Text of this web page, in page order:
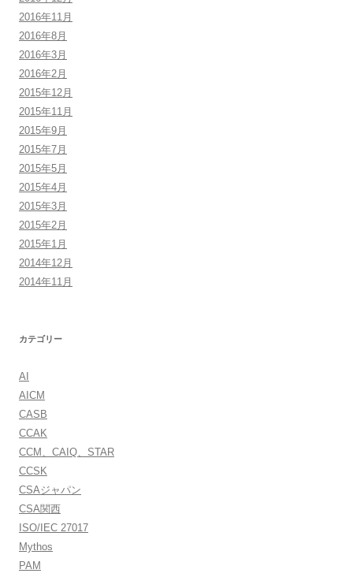
2016年11月
2016年8月
2016年3月
2016年2月
2015年12月
2015年11月
2015年9月
2015年7月
2015年5月
2015年4月
2015年3月
2015年2月
2015年1月
2014年12月
2014年11月
カテゴリー
AI
AICM
CASB
CCAK
CCM、CAIQ、STAR
CCSK
CSAジャパン
CSA関西
ISO/IEC 27017
Mythos
PAM